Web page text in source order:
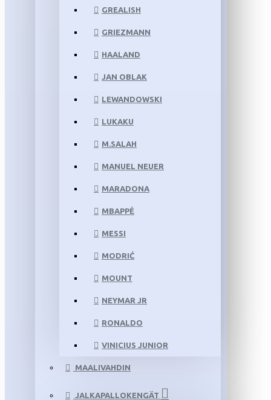
GREALISH
GRIEZMANN
HAALAND
JAN OBLAK
LEWANDOWSKI
LUKAKU
M.SALAH
MANUEL NEUER
MARADONA
MBAPPÉ
MESSI
MODRIĆ
MOUNT
NEYMAR JR
RONALDO
VINICIUS JUNIOR
MAALIVAHDIN
JALKAPALLOKENGÄT